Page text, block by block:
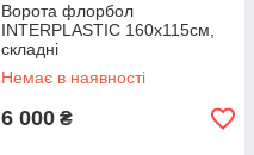
Ворота флорбол
INTERPLASTIC 160x115см,
складні
Немає в наявності
6 000 ₴